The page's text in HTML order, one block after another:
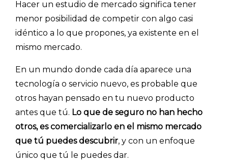
Hacer un estudio de mercado significa tener
menor posibilidad de competir con algo casi
idéntico a lo que propones, ya existente en el
mismo mercado.
En un mundo donde cada día aparece una
tecnología o servicio nuevo, es probable que
otros hayan pensado en tu nuevo producto
antes que tú. Lo que de seguro no han hecho
otros, es comercializarlo en el mismo mercado
que tú puedes descubrir, y con un enfoque
único que tú le puedes dar.